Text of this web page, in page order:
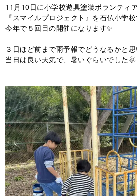
11月10日に小学校遊具塗装ボランティ
『スマイルプロジェクト』を石仏小学
今年で５回目の開催になります✨
３日ほど前まで雨予報でどうなるかと思
当日は良い天気で、暑いぐらいでした🌞